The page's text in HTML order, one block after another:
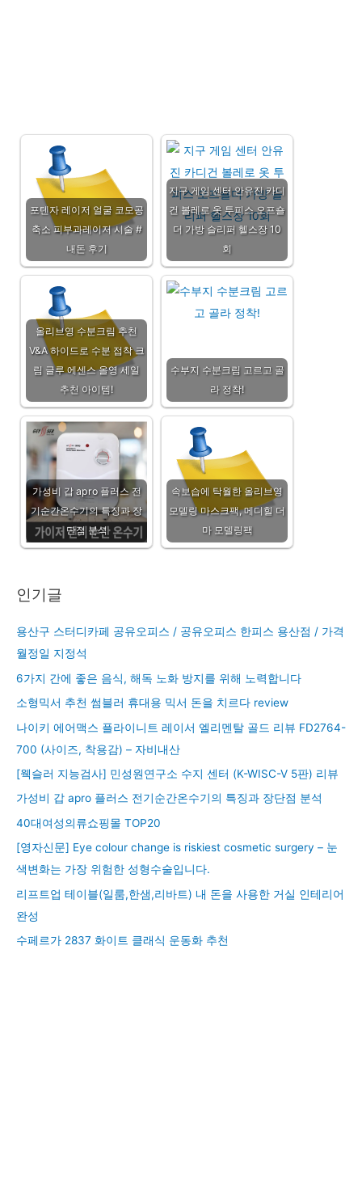
포텐자 레이저 얼굴 코모공
축소 피부과레이저 시술 #
내돈 후기
지구 게임 센터 안유진 카디
건 볼레로 옷 투피스 오프숄
더 가방 슬리퍼 헬스장 10
회
올리브영 수분크림 추천
V&A 하이드로 수분 접착 크
림 글루 에센스 올영 세일
추천 아이템!
수부지 수분크림 고르고 골
라 정착!
가성비 갑 apro 플러스 전
기순간온수기의 특징과 장
단점 분석
속보습에 탁월한 올리브영
모델링 마스크팩, 메디힐 더
마 모델링팩
인기글
용산구 스터디카페 공유오피스 / 공유오피스 한피스 용산점 / 가격
월정일 지정석
6가지 간에 좋은 음식, 해독 노화 방지를 위해 노력합니다
소형믹서 추천 썸블러 휴대용 믹서 돈을 치르다 review
나이키 에어맥스 플라이니트 레이서 엘리멘탈 골드 리뷰 FD2764-
700 (사이즈, 착용감) – 자비내산
[웩슬러 지능검사] 민성원연구소 수지 센터 (K-WISC-V 5판) 리뷰
가성비 갑 apro 플러스 전기순간온수기의 특징과 장단점 분석
40대여성의류쇼핑몰 TOP20
[영자신문] Eye colour change is riskiest cosmetic surgery – 눈
색변화는 가장 위험한 성형수술입니다.
리프트업 테이블(일룸,한샘,리바트) 내 돈을 사용한 거실 인테리어
완성
수페르가 2837 화이트 클래식 운동화 추천